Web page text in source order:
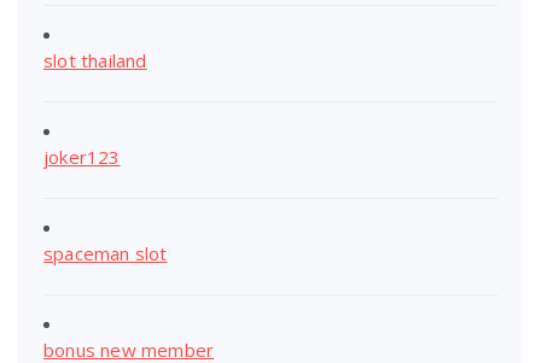
slot thailand
joker123
spaceman slot
bonus new member